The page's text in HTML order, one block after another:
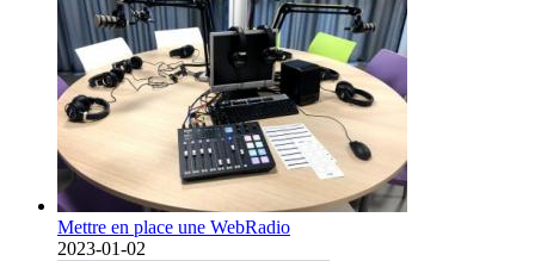
Mettre en place une WebRadio
2023-01-02